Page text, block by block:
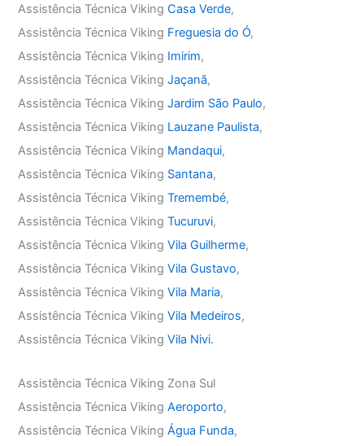
Assistência Técnica VikingCasa Verde,
Assistência Técnica Viking Freguesia do Ó,
Assistência Técnica Viking Imirim,
Assistência Técnica VikingJaçanã,
Assistência Técnica VikingJardim São Paulo,
Assistência Técnica Viking Lauzane Paulista,
Assistência Técnica Viking Mandaqui,
Assistência Técnica Viking Santana,
Assistência Técnica VikingTremembé,
Assistência Técnica VikingTucuruvi,
Assistência Técnica VikingVila Guilherme,
Assistência Técnica VikingVila Gustavo,
Assistência Técnica VikingVila Maria,
Assistência Técnica VikingVila Medeiros,
Assistência Técnica VikingVila Nivi.
Assistência Técnica Viking Zona Sul
Assistência Técnica VikingAeroporto,
Assistência Técnica VikingÁgua Funda,